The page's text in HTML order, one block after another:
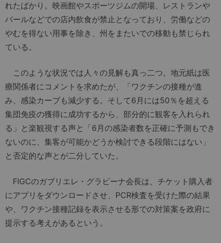
れたばかり。映画館やスポーツジムの開場、レストランや
バールなどでの店内飲食が禁止となっており、労働などの
やむを得ない用事を除き、州をまたいでの移動も禁じられ
ている。
このような状況では人々の見解も真っ二つ。地元紙は医
療関係者にコメントを求めたが、「ワクチンの接種が進
み、感染カーブも減少する。そして6月には50％を超える
集団免疫の獲得に成功するから、部分的に観客を入れられ
る」と楽観視する声と「6月の感染者数を正確に予測もでき
ないのに、集客が可能かどうか検討できる段階にはない」
と否定的な声とが二分していた。
FIGCのガブリエレ・グラビーナ会長は、チケット購入者
にアプリをダウンロードさせ、PCR検査を受けた際の結果
や、ワクチン接種記録を表示させる形での対策案を政府に
提示する考えがあるという。